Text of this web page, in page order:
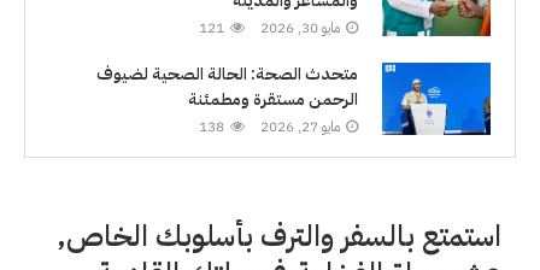
مايو 30, 2026 121
متحدث الصحة: الحالة الصحية لضيوف
الرحمن مستقرة ومطمئنة
مايو 27, 2026 138
استمتع بالسفر والترف بأسلوبك الخاص,